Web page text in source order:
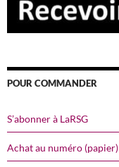
POUR COMMANDER
S’abonner à LaRSG
Achat au numéro (papier)